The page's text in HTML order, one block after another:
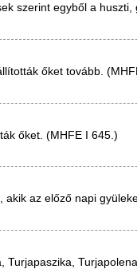
szerint egyből a huszti,
őket tovább.
őket. (MHFE I 645.)
az előző napi